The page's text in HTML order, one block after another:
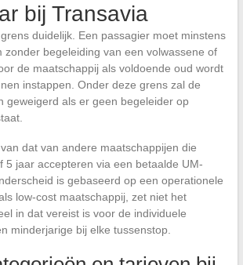
bij Transavia
duidelijk. Een passagier moet minstens
zonder begeleiding van een volwassene of
de maatschappij als voldoende oud wordt
instappen. Onder deze grens zal de
geweigerd als er geen begeleider op
dat van andere maatschappijen die
5 jaar accepteren via een betaalde UM-
is gebaseerd op een operationele
low-cost maatschappij, zet niet het
in dat vereist is voor de individuele
minderjarige bij elke tussenstop.